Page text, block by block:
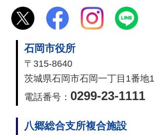
石岡市役所
〒315-8640
茨城県石岡市石岡一丁目1番地1
電話番号： 0299-23-1111
八郷総合支所複合施設